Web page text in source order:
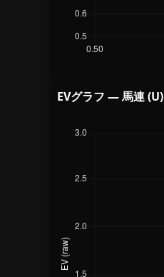
EVグラフ — 馬連 (U)